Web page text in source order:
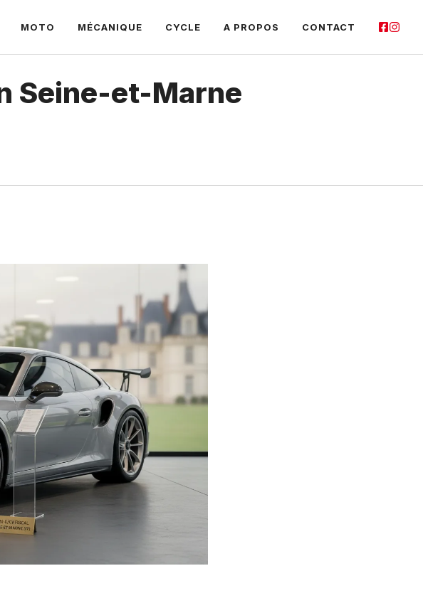
MOTO MÉCANIQUE CYCLE A PROPOS CONTACT
Seine-et-Marne